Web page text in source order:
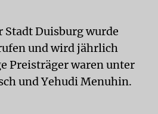
Stadt Duisburg wurde
und wird jährlich
Preisträger waren unter
und Yehudi Menuhin.